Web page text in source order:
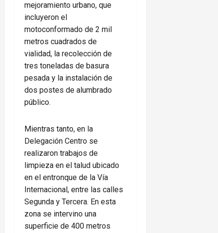
mejoramiento urbano, que
incluyeron el
motoconformado de 2 mil
metros cuadrados de
vialidad, la recolección de
tres toneladas de basura
pesada y la instalación de
dos postes de alumbrado
público.
Mientras tanto, en la
Delegación Centro se
realizaron trabajos de
limpieza en el talud ubicado
en el entronque de la Vía
Internacional, entre las calles
Segunda y Tercera. En esta
zona se intervino una
superficie de 400 metros